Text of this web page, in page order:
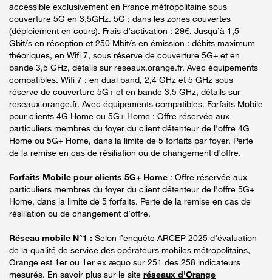
accessible exclusivement en France métropolitaine sous
couverture 5G en 3,5GHz. 5G : dans les zones couvertes
(déploiement en cours). Frais d’activation : 29€. Jusqu’à 1,5
Gbit/s en réception et 250 Mbit/s en émission : débits maximum
théoriques, en Wifi 7, sous réserve de couverture 5G+ et en
bande 3,5 GHz, détails sur reseaux.orange.fr. Avec équipements
compatibles. Wifi 7 : en dual band, 2,4 GHz et 5 GHz sous
réserve de couverture 5G+ et en bande 3,5 GHz, détails sur
reseaux.orange.fr. Avec équipements compatibles. Forfaits Mobile
pour clients 4G Home ou 5G+ Home : Offre réservée aux
particuliers membres du foyer du client détenteur de l'offre 4G
Home ou 5G+ Home, dans la limite de 5 forfaits par foyer. Perte
de la remise en cas de résiliation ou de changement d’offre.
Forfaits Mobile pour clients 5G+ Home : Offre réservée aux
particuliers membres du foyer du client détenteur de l'offre 5G+
Home, dans la limite de 5 forfaits. Perte de la remise en cas de
résiliation ou de changement d’offre.
Réseau mobile N°1 : Selon l’enquête ARCEP 2025 d’évaluation
de la qualité de service des opérateurs mobiles métropolitains,
Orange est 1er ou 1er ex æquo sur 251 des 258 indicateurs
mesurés. En savoir plus sur le site réseaux d'Orange